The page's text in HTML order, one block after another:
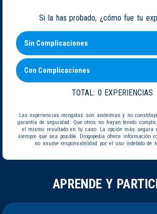
Si la has probado, ¿cómo fue tu
Sin Complicaciones
Con Complicaciones
TOTAL: 0 EXPERIENCIAS
Las experiencias recogidas son anónimas y no
garantía de seguridad. Que otros no hayan tenido
el mismo resultado en tu caso. La opción más segura
siempre que sea posible. Drogopedia ofrece información
no asume responsabilidad por el uso indebido de
APRENDE Y